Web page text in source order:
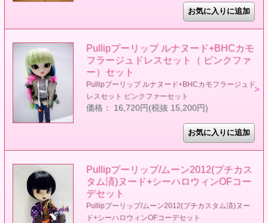
Pullipプーリップ ルナヌード+BHCカモ
フラージュドレスセット（ ピンクファ
ー）セット
Pullipプーリップ ルナヌード+BHCカモフラージュド
レスセット ピンクファーセット
価格： 16,720円(税抜 15,200円)
Pullipプーリップ/ムーン2012(プチカス
タム済)ヌード+シーハロウィンOFコー
デセット
Pullipプーリップ/ムーン2012(プチカスタム済)ヌー
ド+シーハロウィンOFコーデセット